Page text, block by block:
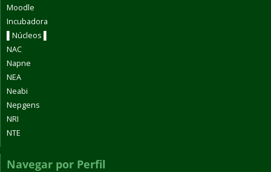
Moodle
Incubadora
▌Núcleos ▌
NAC
Napne
NEA
Neabi
Nepgens
NRI
NTE
Navegar por Perfil